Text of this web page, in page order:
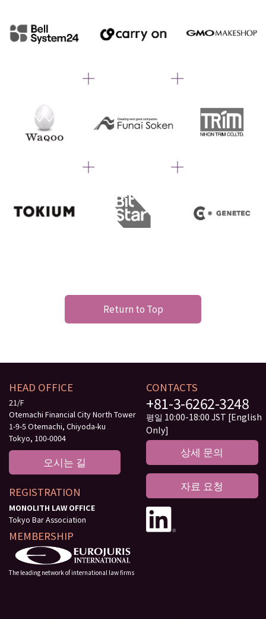
Return to Top
HEAD OFFICE
21/F
Otemachi Financial City North Tower
1-9-5 Otemachi, Chiyoda-ku
Tokyo, 100-0004
오시는 길
REGISTRATION
MONOLITH LAW OFFICE
Tokyo Bar Association
MEMBERSHIP
The leading network of international law firms
CONTACTS
+81-3-6262-3248
평일 10:00-18:00 JST [English
Only]
상세 문의
자료 요청